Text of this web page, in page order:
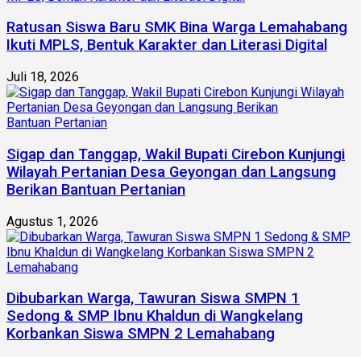
Ratusan Siswa Baru SMK Bina Warga Lemahabang
Ikuti MPLS, Bentuk Karakter dan Literasi Digital
Juli 18, 2026
Sigap dan Tanggap, Wakil Bupati Cirebon Kunjungi
Wilayah Pertanian Desa Geyongan dan Langsung
Berikan Bantuan Pertanian
Agustus 1, 2026
Dibubarkan Warga, Tawuran Siswa SMPN 1
Sedong & SMP Ibnu Khaldun di Wangkelang
Korbankan Siswa SMPN 2 Lemahabang